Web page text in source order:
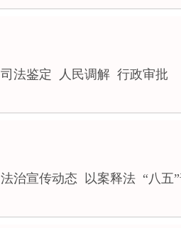
司法鉴定 人民调解 行政审批
法治宣传动态 以案释法 “八五